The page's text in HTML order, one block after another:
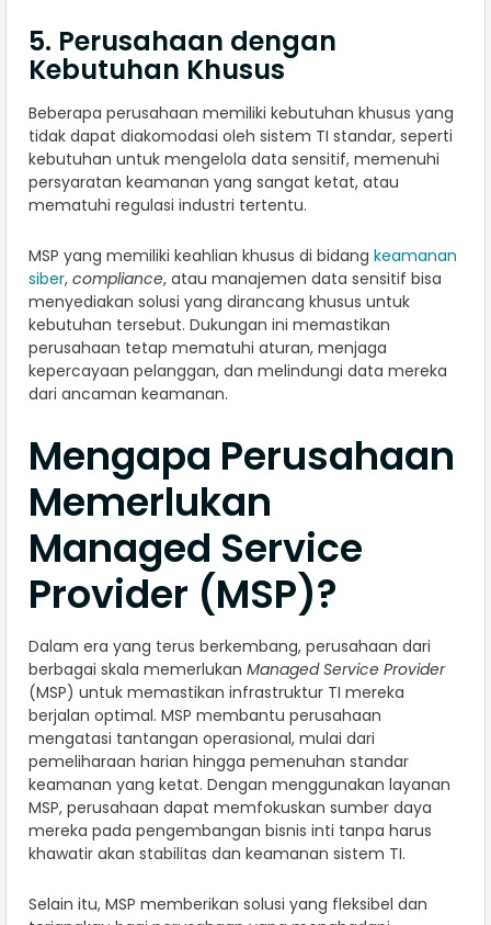
5. Perusahaan dengan
Kebutuhan Khusus
Beberapa perusahaan memiliki kebutuhan khusus yang
tidak dapat diakomodasi oleh sistem TI standar, seperti
kebutuhan untuk mengelola data sensitif, memenuhi
persyaratan keamanan yang sangat ketat, atau
mematuhi regulasi industri tertentu.
MSP yang memiliki keahlian khusus di bidang keamanan
siber, compliance, atau manajemen data sensitif bisa
menyediakan solusi yang dirancang khusus untuk
kebutuhan tersebut. Dukungan ini memastikan
perusahaan tetap mematuhi aturan, menjaga
kepercayaan pelanggan, dan melindungi data mereka
dari ancaman keamanan.
Mengapa Perusahaan
Memerlukan
Managed Service
Provider (MSP)?
Dalam era yang terus berkembang, perusahaan dari
berbagai skala memerlukan Managed Service Provider
(MSP) untuk memastikan infrastruktur TI mereka
berjalan optimal. MSP membantu perusahaan
mengatasi tantangan operasional, mulai dari
pemeliharaan harian hingga pemenuhan standar
keamanan yang ketat. Dengan menggunakan layanan
MSP, perusahaan dapat memfokuskan sumber daya
mereka pada pengembangan bisnis inti tanpa harus
khawatir akan stabilitas dan keamanan sistem TI.
Selain itu, MSP memberikan solusi yang fleksibel dan